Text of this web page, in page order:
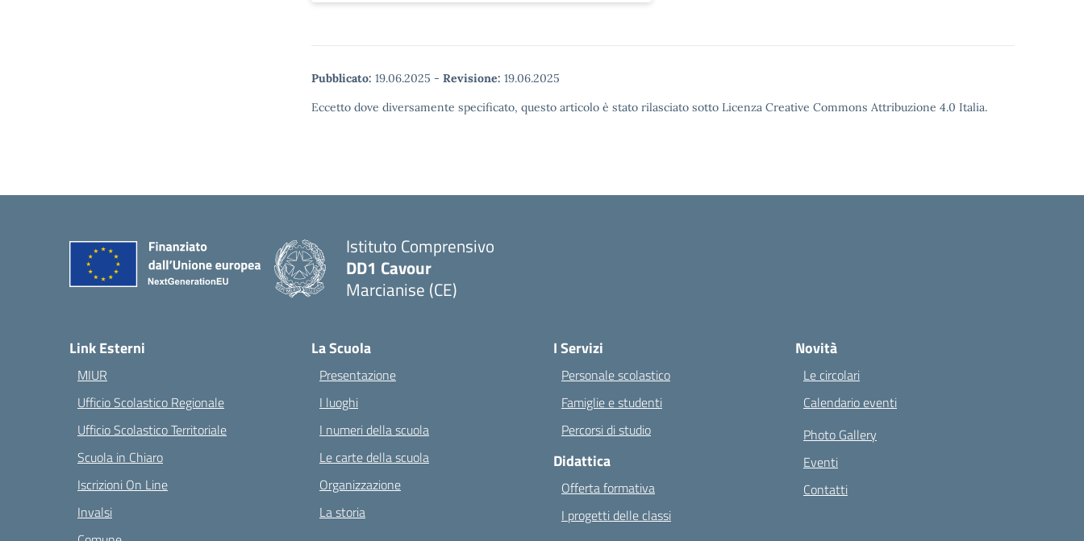
Pubblicato: 19.06.2025 - Revisione: 19.06.2025
Eccetto dove diversamente specificato, questo articolo è stato rilasciato sotto Licenza Creative Commons Attribuzione 4.0 Italia.
Istituto Comprensivo
DD1 Cavour
Marcianise (CE)
Link Esterni
MIUR
Ufficio Scolastico Regionale
Ufficio Scolastico Territoriale
Scuola in Chiaro
Iscrizioni On Line
Invalsi
La Scuola
Presentazione
I luoghi
I numeri della scuola
Le carte della scuola
Organizzazione
La storia
I Servizi
Personale scolastico
Famiglie e studenti
Percorsi di studio
Didattica
Offerta formativa
I progetti delle classi
Novità
Le circolari
Calendario eventi
Photo Gallery
Eventi
Contatti